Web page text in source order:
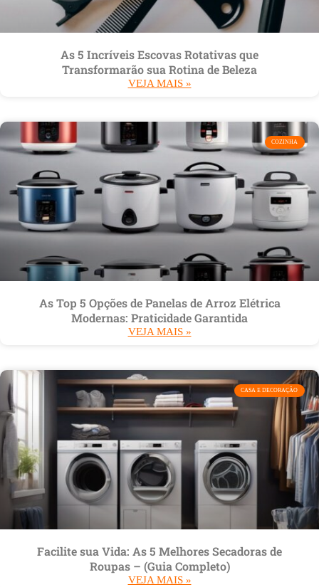
As 5 Incríveis Escovas Rotativas que
Transformarão sua Rotina de Beleza
VEJA MAIS »
COZINHA
As Top 5 Opções de Panelas de Arroz Elétrica
Modernas: Praticidade Garantida
VEJA MAIS »
CASA E DECORAÇÃO
Facilite sua Vida: As 5 Melhores Secadoras de
Roupas – (Guia Completo)
VEJA MAIS »